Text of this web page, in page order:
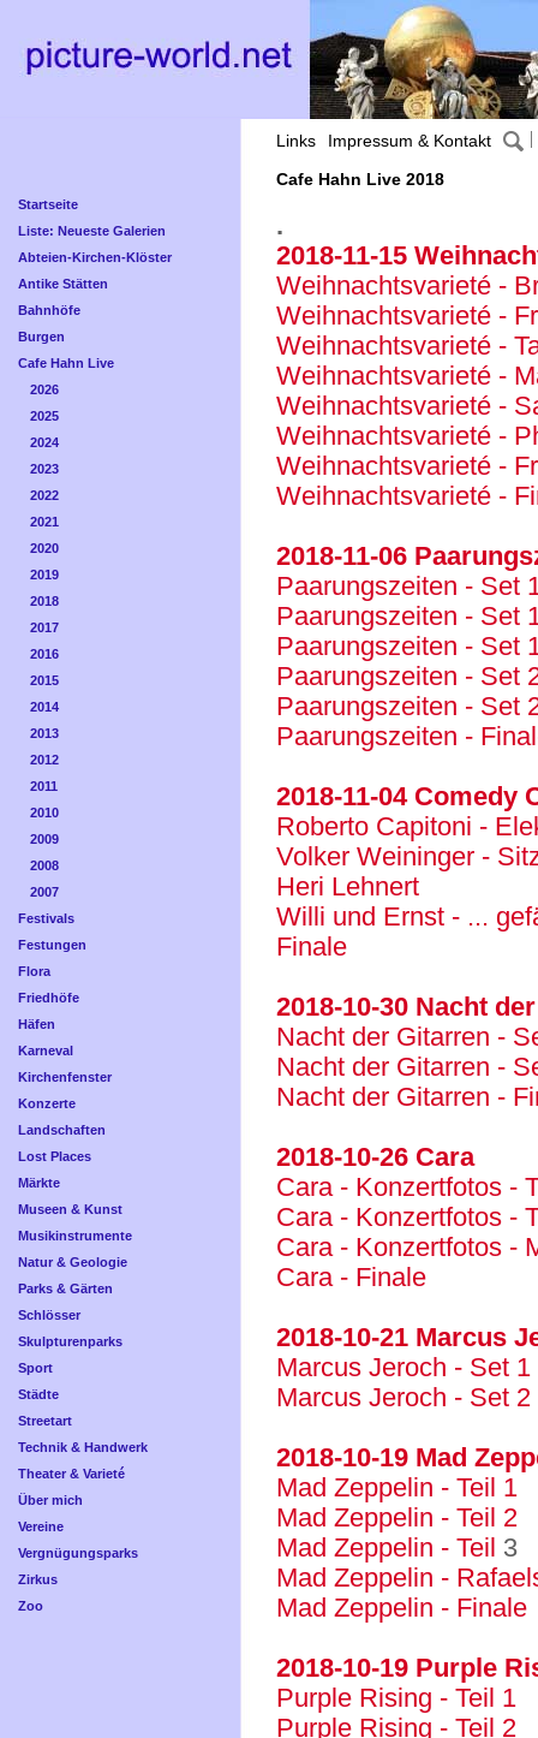
Links Impressum & Kontakt
Startseite
Liste: Neueste Galerien
Abteien-Kirchen-Klöster
Antike Stätten
Bahnhöfe
Burgen
Cafe Hahn Live
2026
2025
2024
2023
2022
2021
2020
2019
2018
2017
2016
2015
2014
2013
2012
2011
2010
2009
2008
2007
Festivals
Festungen
Flora
Friedhöfe
Häfen
Karneval
Kirchenfenster
Konzerte
Landschaften
Lost Places
Märkte
Museen & Kunst
Musikinstrumente
Natur & Geologie
Parks & Gärten
Schlösser
Skulpturenparks
Sport
Städte
Streetart
Technik & Handwerk
Theater & Varieté
Über mich
Vereine
Vergnügungsparks
Zirkus
Zoo
Cafe Hahn Live 2018
.
2018-11-15
Weihnachtsvarieté -
Weihnachtsvarieté -
Weihnachtsvarieté -
Weihnachtsvarieté -
Weihnachtsvarieté -
Weihnachtsvarieté -
Weihnachtsvarieté -
Weihnachtsvarieté -
2018-11-06
Paarungszeiten - Set
Paarungszeiten - Set
Paarungszeiten - Set
Paarungszeiten - Set
Paarungszeiten - Set
Paarungszeiten -
2018-11-04 Comedy
Roberto Capitoni -
Volker Weininger -
Heri Lehnert
Willi und Ernst - ...
Finale
2018-10-30 Nacht
Nacht der Gitarren -
Nacht der Gitarren -
Nacht der Gitarren -
2018-10-26 Cara
Cara - Konzertfotos -
Cara - Konzertfotos -
Cara - Konzertfotos -
Cara - Finale
2018-10-21 Marcus
Marcus Jeroch - Set 1
Marcus Jeroch - Set 2
2018-10-19 Mad
Mad Zeppelin - Teil 1
Mad Zeppelin - Teil 2
Mad Zeppelin - Teil
Mad Zeppelin -
Mad Zeppelin - Finale
2018-10-19 Purple
Purple Rising - Teil 1
Purple Rising - Teil 2